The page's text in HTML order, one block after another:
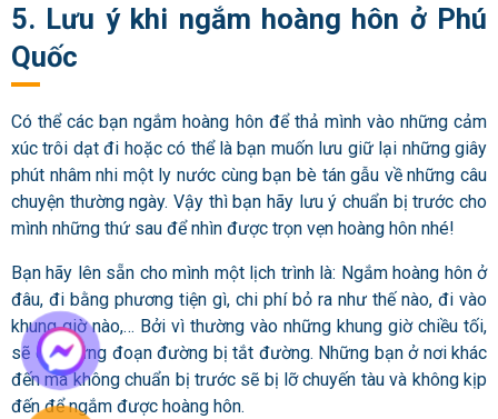
5. Lưu ý khi ngắm hoàng hôn ở Phú
Quốc
Có thể các bạn ngắm hoàng hôn để thả mình vào những cảm
xúc trôi dạt đi hoặc có thể là bạn muốn lưu giữ lại những giây
phút nhâm nhi một ly nước cùng bạn bè tán gẫu về những câu
chuyện thường ngày. Vậy thì bạn hãy lưu ý chuẩn bị trước cho
mình những thứ sau để nhìn được trọn vẹn hoàng hôn nhé!
Bạn hãy lên sẵn cho mình một lịch trình là: Ngắm hoàng hôn ở
đâu, đi bằng phương tiện gì, chi phí bỏ ra như thế nào, đi vào
khung giờ nào,… Bởi vì thường vào những khung giờ chiều tối,
sẽ có những đoạn đường bị tắt đường. Những bạn ở nơi khác
đến mà không chuẩn bị trước sẽ bị lỡ chuyến tàu và không kịp
đến để ngắm được hoàng hôn.